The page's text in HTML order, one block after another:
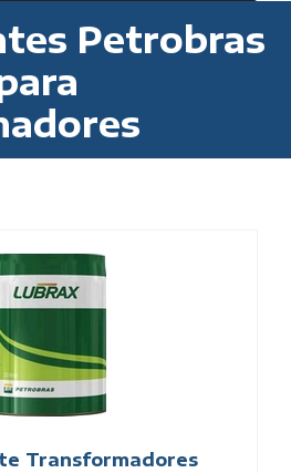
Petrobras
Transformadores